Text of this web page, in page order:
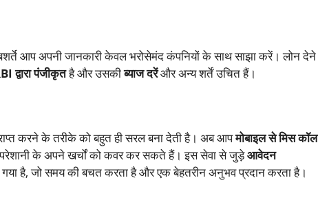
आप अपनी जानकारी केवल भरोसेमंद कंपनियों के साथ साझा करें। लोन देने
द्वारा पंजीकृतहै और उसकीब्याज दरेंऔर अन्य शर्तें उचित हैं।
करने के तरीके को बहुत ही सरल बना देती है। अब आपमोबाइल से मिस कॉल
के अपने खर्चों को कवर कर सकते हैं। इस सेवा से जुड़ेआवेदन
है, जो समय की बचत करता है और एक बेहतरीन अनुभव प्रदान करता है।